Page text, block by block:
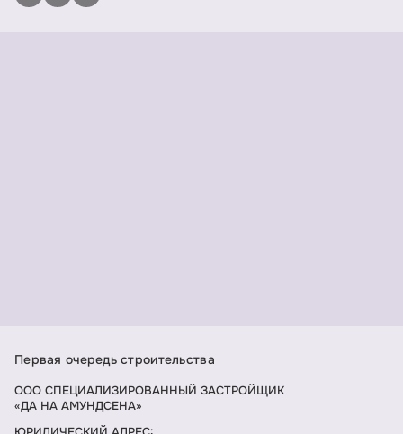
Первая очередь строительства
ООО СПЕЦИАЛИЗИРОВАННЫЙ ЗАСТРОЙЩИК
«ДА НА АМУНДСЕНА»